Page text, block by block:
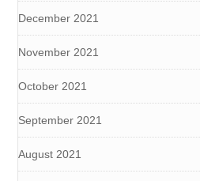
December 2021
November 2021
October 2021
September 2021
August 2021